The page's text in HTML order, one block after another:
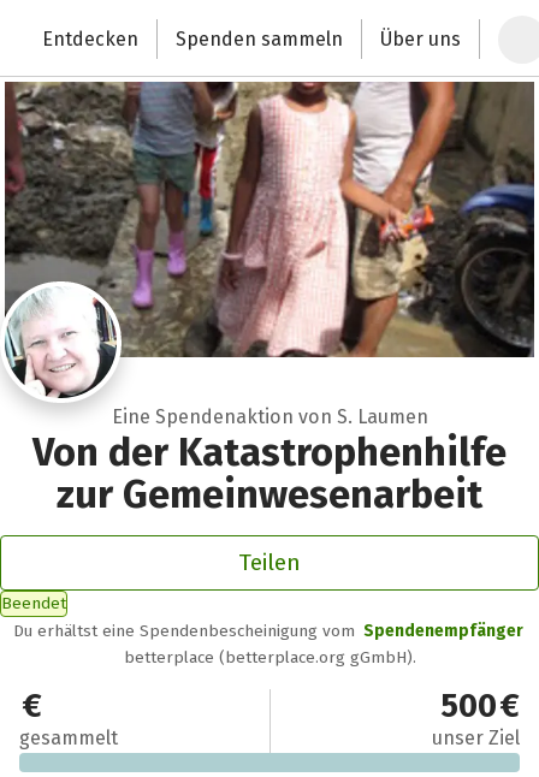
Deutschlands größte Spendenplattform
Entdecken Spenden sammeln Über uns
Eine Spendenaktion von S. Laumen
Von der Katastrophenhilfe
zur Gemeinwesenarbeit
Teilen
Beendet
Du erhältst eine Spendenbescheinigung vom Spendenempfänger
betterplace (betterplace.org gGmbH).
0 €
gesammelt
500 €
unser Ziel